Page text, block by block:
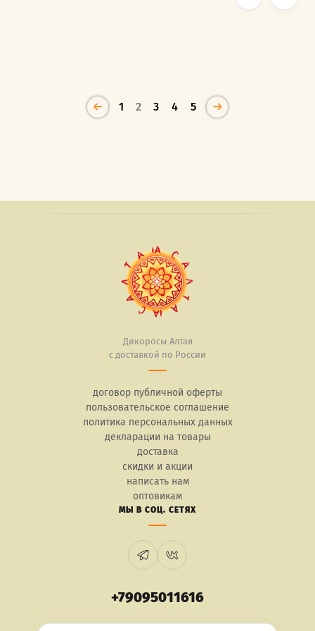
1 2 3 4 5
Дикоросы Алтая
с доставкой по России
договор публичной оферты
пользовательское соглашение
политика персональных данных
декларации на товары
доставка
скидки и акции
написать нам
оптовикам
МЫ В СОЦ. СЕТЯХ
+79095011616